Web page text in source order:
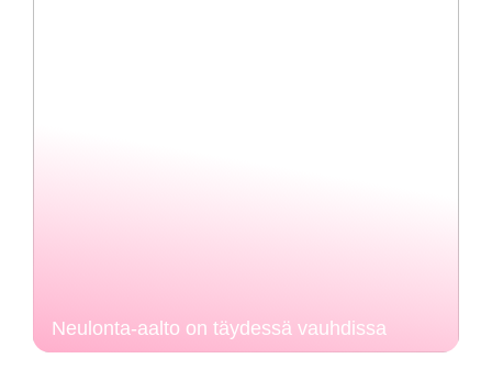
Neulonta-aalto on täydessä vauhdissa